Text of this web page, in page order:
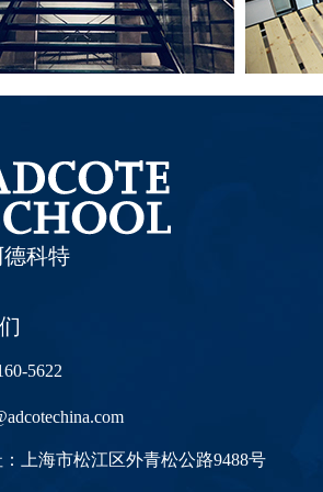
科特
5622
上海市松江区外青松公路9488号